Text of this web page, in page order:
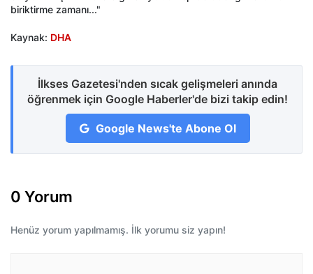
biriktirme zamanı..."
Kaynak: DHA
İlkses Gazetesi'nden sıcak gelişmeleri anında
öğrenmek için Google Haberler'de bizi takip edin!
Google News'te Abone Ol
0 Yorum
Henüz yorum yapılmamış. İlk yorumu siz yapın!